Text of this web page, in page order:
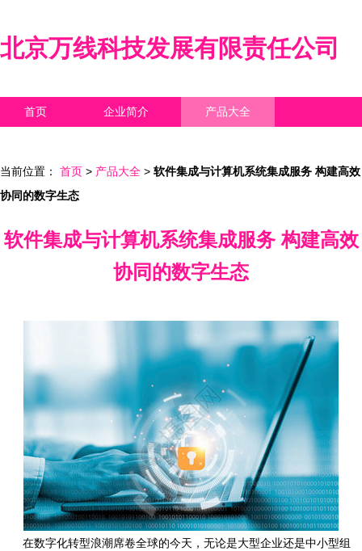
北京万线科技发展有限责任公司
首页 企业简介 产品大全
当前位置： 首页 > 产品大全 > 软件集成与计算机系统集成服务 构建高效
协同的数字生态
软件集成与计算机系统集成服务 构建高效
协同的数字生态
在数字化转型浪潮席卷全球的今天，无论是大型企业还是中小型组